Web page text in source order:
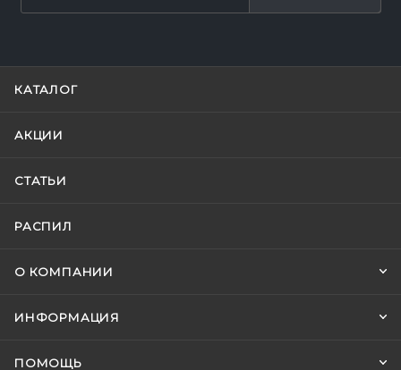
КАТАЛОГ
АКЦИИ
СТАТЬИ
РАСПИЛ
О КОМПАНИИ
ИНФОРМАЦИЯ
ПОМОЩЬ